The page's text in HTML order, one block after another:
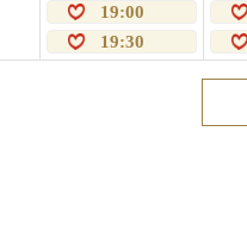
19:00
19:30